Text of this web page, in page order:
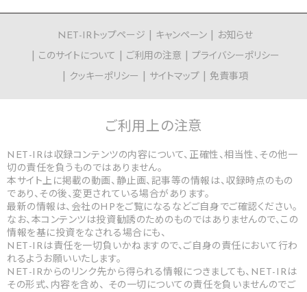
NET-IRトップページ キャンペーン
お知らせ
このサイトについて
ご利用の注意
プライバシーポリシー
クッキーポリシー
サイトマップ 免責事項
ご利用上の注意
NET-IRは収録コンテンツの内容について、正確性、相当性、その他一
切の責任を負うものではありません。
本サイト上に掲載の動画、静止画、記事等の情報は、収録時点のもの
であり、その後、変更されている場合があります。
最新の情報は、会社のHPをご覧になるなどご自身でご確認ください。
なお、本コンテンツは投資勧誘のためのものではありませんので、この
情報を基に投資をなされる場合にも、
NET-IRは責任を一切負いかねますので、ご自身の責任において行わ
れるようお願いいたします。
NET-IRからのリンク先から得られる情報につきましても、NET-IRは
その形式、内容を含め、 その一切についての責任を負いませんのでご